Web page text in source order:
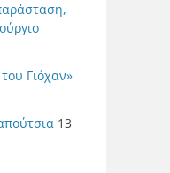
Γιόχαν»
13